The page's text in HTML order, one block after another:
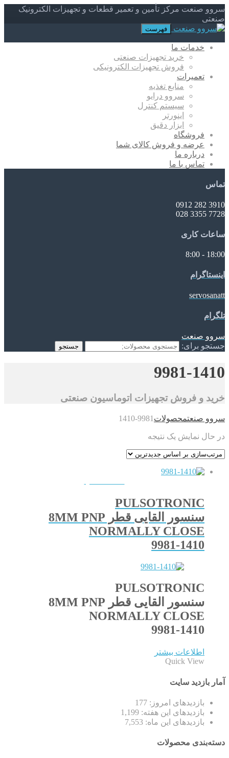
سروو صنعت مرکز تأمین و تعمیر قطعات و تجهیزات الکترونیک
صنعتی
فهرست
خدمات ما
خرید تجهیزات صنعتی
فروش تجهیزات الکترونیکی
تعمیرات
منابع تغذیه
سروو درایو
سیستم کنترل
اینورتر
ابزار دقیق
فروشگاه
عرضه و فروش کالای شما
درباره ما
تماس با ما
تماس
3910 282 0912
7728 3355 028
ساعات کاری
18:00 - 8:00
اینستاگرام
servosanatt
تلگرام
سروو صنعت
جستجو برای:
جستجو
9981-1410
خرید و فروش تجهیزات اتوماسیون صنعتی
سروو صنعتمحصولات 9981-1410
در حال نمایش یک نتیجه
PULSOTRONIC
سنسور القایی قطر 8MM PNP
NORMALLY CLOSE
9981-1410
PULSOTRONIC
سنسور القایی قطر 8MM PNP
NORMALLY CLOSE
9981-1410
اطلاعات بیشتر
Quick View
آمار بازدید سایت
بازدیدهای امروز: 177
بازدیدهای این هفته: 1,199
بازدیدهای این ماه: 7,553
دسته‌بندی محصولات